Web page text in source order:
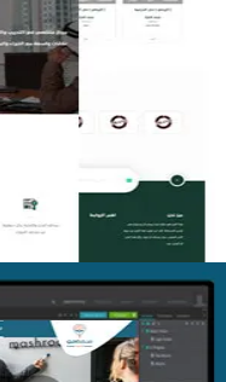
تصميم